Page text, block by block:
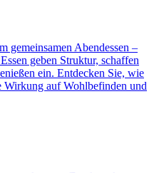
gemeinsamen Abendessen –
geben Struktur, schaffen
ein. Entdecken Sie, wie
Wirkung auf Wohlbefinden und